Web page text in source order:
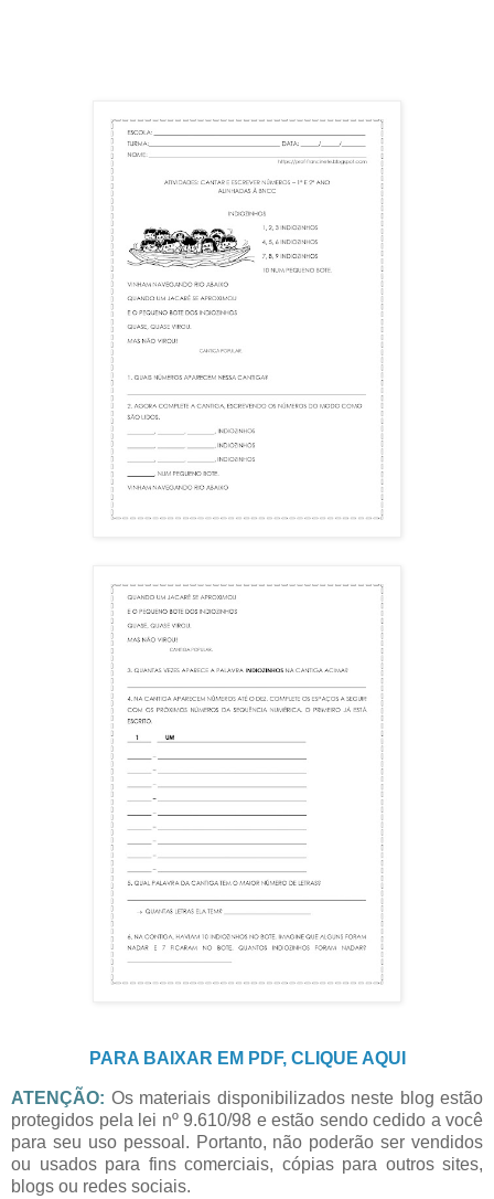
PARA BAIXAR EM PDF, CLIQUE AQUI
ATENÇÃO: Os materiais disponibilizados neste blog estão
protegidos pela lei nº 9.610/98 e estão sendo cedido a você
para seu uso pessoal. Portanto, não poderão ser vendidos
ou usados para fins comerciais, cópias para outros sites,
blogs ou redes sociais.